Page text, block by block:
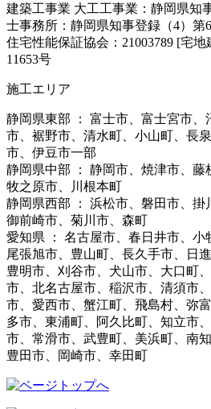
建築工事業 大工工事業：静岡県知
士事務所：静岡県知事登録（4）第
住宅性能保証協会：21003789 [宅
11653号
施工エリア
静岡県東部 ： 富士市、富士宮市
市、裾野市、清水町、小山町、長
市、伊豆市一部
静岡県中部 ： 静岡市、焼津市、藤
牧之原市、川根本町
静岡県西部 ： 浜松市、磐田市、掛
御前崎市、菊川市、森町
愛知県 ： 名古屋市、春日井市、小
尾張旭市、豊山町、長久手市、日
豊明市、刈谷市、犬山市、大口町
市、北名古屋市、稲沢市、清須市
市、愛西市、蟹江町、飛島村、弥
多市、東浦町、阿久比町、知立市
市、常滑市、武豊町、美浜町、南
豊田市、岡崎市、幸田町